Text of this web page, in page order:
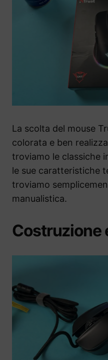
La scolta del mouse
colorata e ben
troviamo le classiche
le sue caratteristiche
troviamo
manualistica.
Costruzione